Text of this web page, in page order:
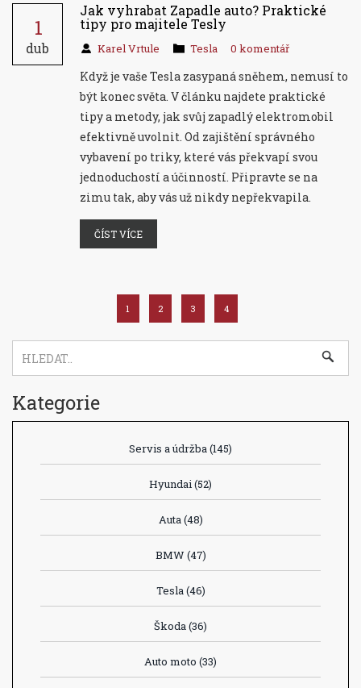
1
dub
Jak vyhrabat Zapadle auto? Praktické
tipy pro majitele Tesly
Karel Vrtule Tesla 0 komentář
Když je vaše Tesla zasypaná sněhem, nemusí to
být konec světa. V článku najdete praktické
tipy a metody, jak svůj zapadlý elektromobil
efektivně uvolnit. Od zajištění správného
vybavení po triky, které vás překvapí svou
jednoduchostí a účinností. Připravte se na
zimu tak, aby vás už nikdy nepřekvapila.
ČÍST VÍCE
1 2 3 4
Kategorie
Servis a údržba (145)
Hyundai (52)
Auta (48)
BMW (47)
Tesla (46)
Škoda (36)
Auto moto (33)